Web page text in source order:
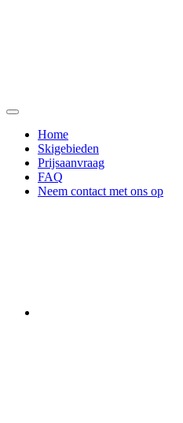
Home
Skigebieden
Prijsaanvraag
FAQ
Neem contact met ons op